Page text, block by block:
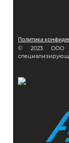
Политика
© 2023 ООО